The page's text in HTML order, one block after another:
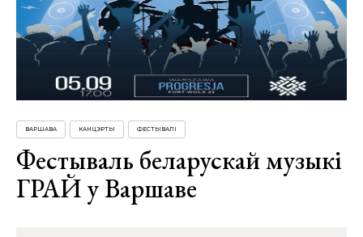
ВАРШАВА КАНЦЭРТЫ ФЕСТЫВАЛІ
Фестываль беларускай музыкі
ГРАЙ у Варшаве